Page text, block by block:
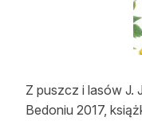
Z zagranicy
Z puszcz i lasów J.
Bedoniu 2017,